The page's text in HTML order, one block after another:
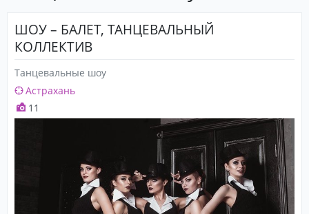
ШОУ – БАЛЕТ, ТАНЦЕВАЛЬНЫЙ
КОЛЛЕКТИВ
Танцевальные шоу
Астрахань
11